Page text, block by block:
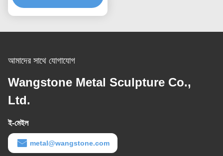
আমাদের সাথে যোগাযোগ
Wangstone Metal Sculpture Co.,
Ltd.
ই-মেইল
metal@wangstone.com